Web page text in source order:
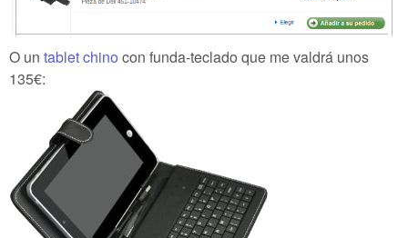
O un tablet chino con funda-teclado que me valdrá unos
135€: